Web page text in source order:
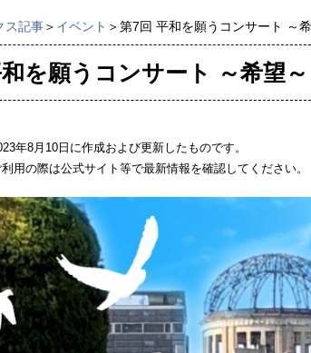
ス記事＞ イベント ＞第7回 平和を願うコンサート ～
を願うコンサート ～希望～
年8月10日に作成および更新したものです。
用の際は公式サイト等で最新情報を確認してください。